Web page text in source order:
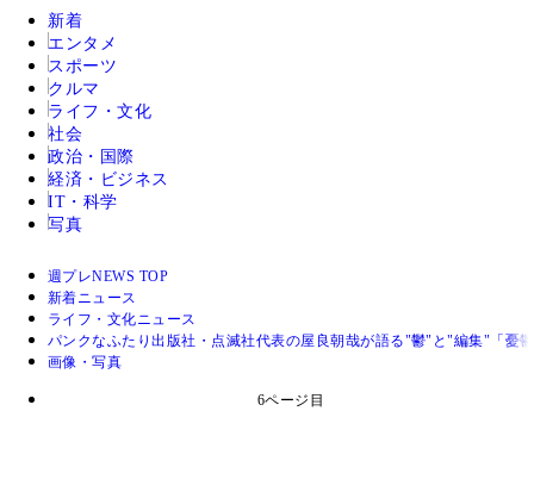
新着
エンタメ
スポーツ
クルマ
ライフ・文化
社会
政治・国際
経済・ビジネス
IT・科学
写真
週プレNEWS TOP
新着ニュース
ライフ・文化ニュース
パンクなふたり出版社・点滅社代表の屋良朝哉が語る"鬱"と"編集"「憂
画像・写真
6ページ目